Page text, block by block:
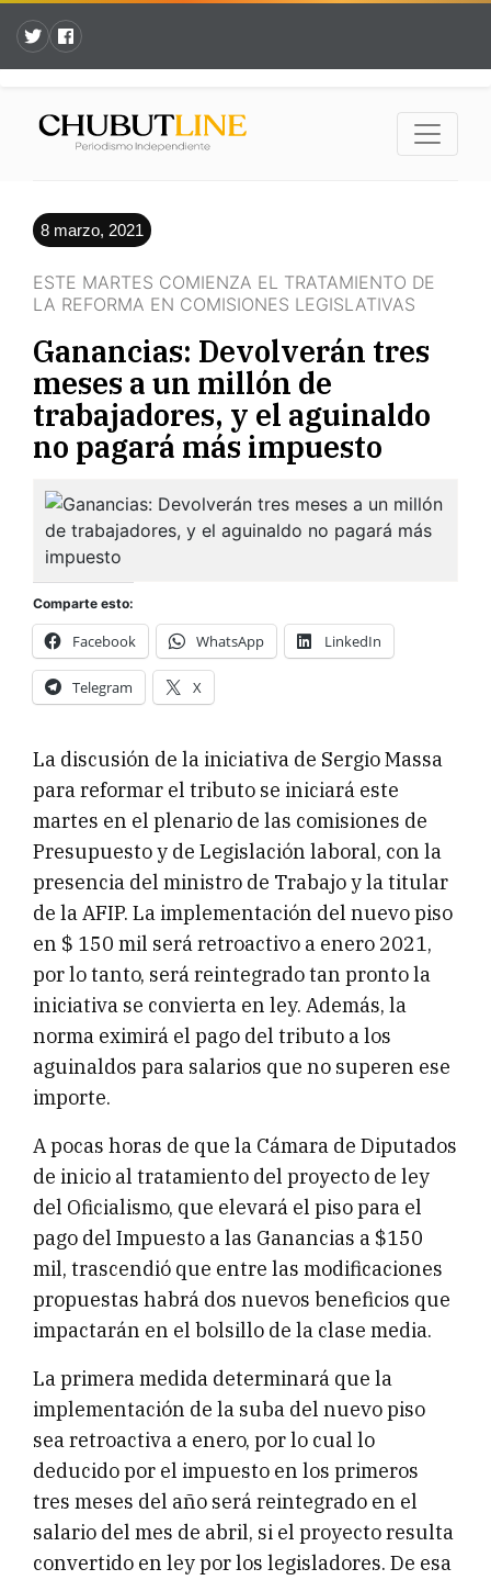
8 marzo, 2021
ESTE MARTES COMIENZA EL TRATAMIENTO DE
LA REFORMA EN COMISIONES LEGISLATIVAS
Ganancias: Devolverán tres
meses a un millón de
trabajadores, y el aguinaldo
no pagará más impuesto
Comparte esto:
Facebook WhatsApp LinkedIn
Telegram X
La discusión de la iniciativa de Sergio Massa
para reformar el tributo se iniciará este
martes en el plenario de las comisiones de
Presupuesto y de Legislación laboral, con la
presencia del ministro de Trabajo y la titular
de la AFIP. La implementación del nuevo piso
en $ 150 mil será retroactivo a enero 2021,
por lo tanto, será reintegrado tan pronto la
iniciativa se convierta en ley. Además, la
norma eximirá el pago del tributo a los
aguinaldos para salarios que no superen ese
importe.
A pocas horas de que la Cámara de Diputados
de inicio al tratamiento del proyecto de ley
del Oficialismo, que elevará el piso para el
pago del Impuesto a las Ganancias a $150
mil, trascendió que entre las modificaciones
propuestas habrá dos nuevos beneficios que
impactarán en el bolsillo de la clase media.
La primera medida determinará que la
implementación de la suba del nuevo piso
sea retroactiva a enero, por lo cual lo
deducido por el impuesto en los primeros
tres meses del año será reintegrado en el
salario del mes de abril, si el proyecto resulta
convertido en ley por los legisladores. De esa